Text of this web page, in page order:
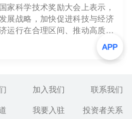
家科学技术奖励大会上表示，
展战略，加快促进科技与经济
运行在合理区间、推动高质量
加速产业升级的关键核心技术
更多新产业新业态。加大重大
研发力度，让技术贴近群众、
加入我们
联系我们
我要入驻 投资者关系